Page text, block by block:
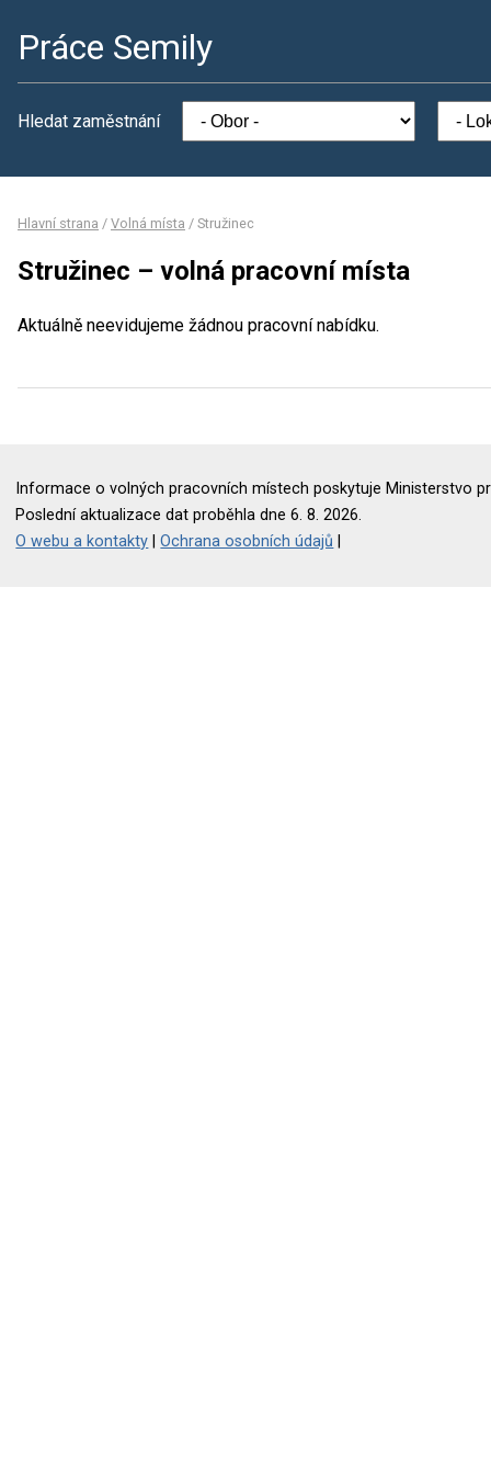
Práce Semily
Hledat zaměstnání
Hlavní strana / Volná místa / Stružinec
Stružinec – volná pracovní místa
Aktuálně neevidujeme žádnou pracovní nabídku.
Informace o volných pracovních místech poskytuje Ministerstvo
Poslední aktualizace dat proběhla dne 6. 8. 2026.
O webu a kontakty |Ochrana osobních údajů